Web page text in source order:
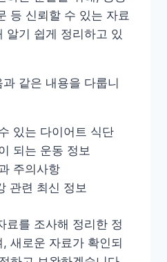
등 신뢰할 수 있는 자료
알기 쉽게 정리하고 있
같은 내용을 다룹니
있는 다이어트 식단
되는 운동 정보
주의사항
관련 최신 정보
료를 조사해 정리한 정
새로운 자료가 확인되